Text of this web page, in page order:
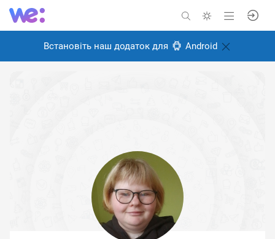
Встановіть наш додаток для Android